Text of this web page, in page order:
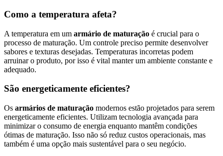
Como a temperatura afeta?
A temperatura em um armário de maturação é crucial para o
processo de maturação. Um controle preciso permite desenvolver
sabores e texturas desejadas. Temperaturas incorretas podem
arruinar o produto, por isso é vital manter um ambiente constante e
adequado.
São energeticamente eficientes?
Os armários de maturação modernos estão projetados para serem
energeticamente eficientes. Utilizam tecnologia avançada para
minimizar o consumo de energia enquanto mantêm condições
ótimas de maturação. Isso não só reduz custos operacionais, mas
também é uma opção mais sustentável para o seu negócio.